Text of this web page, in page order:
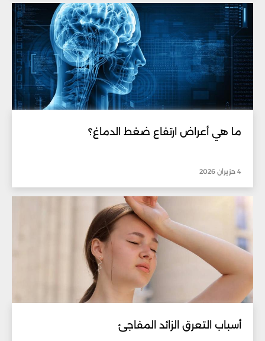
ما هي أعراض ارتفاع ضغط الدماغ؟
4 حزيران 2026
أسباب التعرق الزائد المفاجئ